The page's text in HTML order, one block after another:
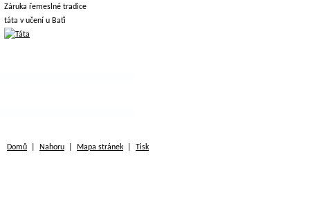
Záruka řemeslné tradice
táta v učení u Baťi
Domů Nahoru Mapa stránek Tisk